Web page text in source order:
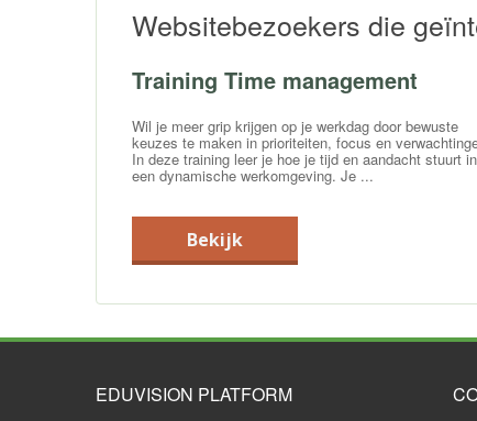
Websitebezoekers die
Training Time management
Wil je meer grip krijgen op je werkdag door bewuste
keuzes te maken in prioriteiten, focus en
In deze training leer je hoe je tijd en aandacht stuurt in
een dynamische werkomgeving. Je ...
Bekijk
EDUVISION PLATFORM